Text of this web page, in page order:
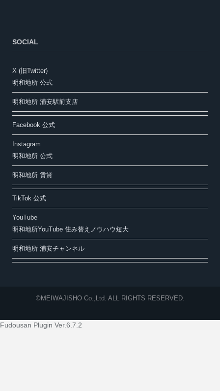
SOCIAL
X (旧Twitter)
明和地所 公式
明和地所 浦安駅前支店
Facebook 公式
Instagram
明和地所 公式
明和地所 賃貸
TikTok 公式
YouTube
明和地所YouTube 住み替えノウハウ短大
明和地所 浦安チャンネル
©MEIWAJISHO Co.,Ltd. ALL RIGHTS RESERVED.
Fudousan Plugin Ver.6.7.2